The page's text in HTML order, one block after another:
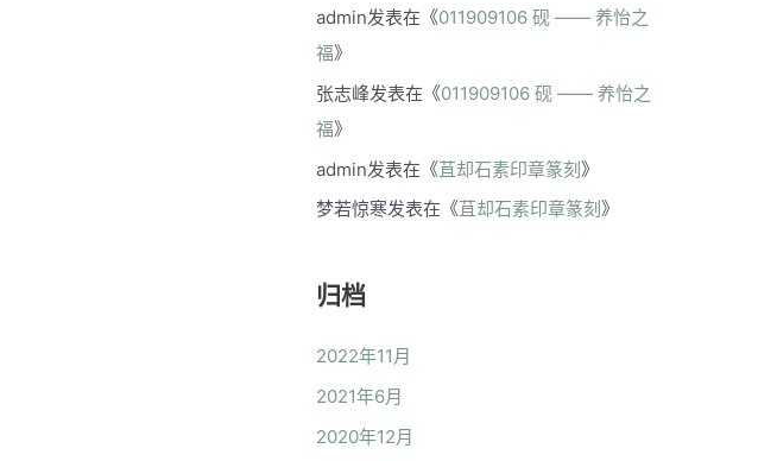
admin发表在《011909106 砚 —— 养怡之
福》
张志峰发表在《011909106 砚 —— 养怡之
福》
admin发表在《苴却石素印章篆刻》
梦若惊寒发表在《苴却石素印章篆刻 》
归档
2022年11月
2021年6月
2020年12月